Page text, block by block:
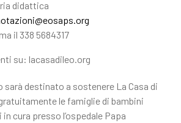
didattica
il 338 5684317
su: lacasadileo.org
destinato a sostenere La Casa di
le famiglie di bambini
cura presso l’ospedale Papa